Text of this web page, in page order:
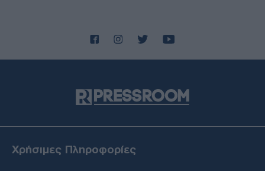
Χρήσιμες Πληροφορίες